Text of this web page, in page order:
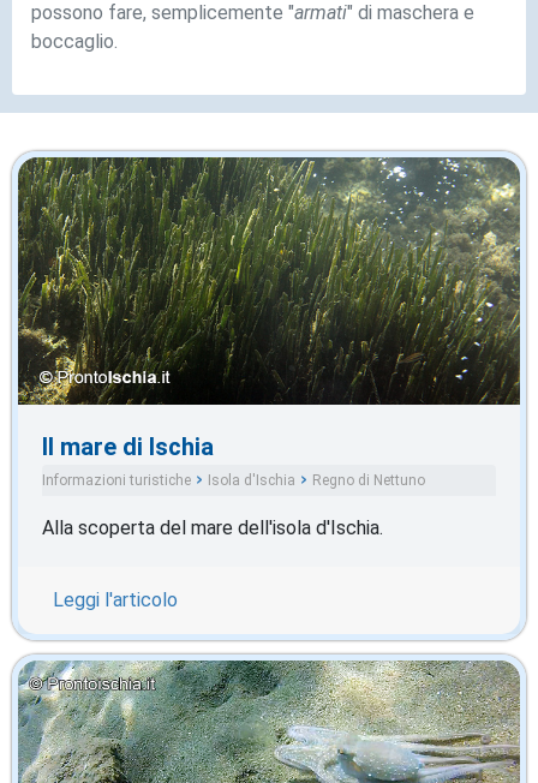
possono fare, semplicemente "armati" di maschera e
boccaglio.
Il mare di Ischia
Informazioni turistiche Isola d'Ischia Regno di Nettuno
Alla scoperta del mare dell'isola d'Ischia.
Leggi l'articolo